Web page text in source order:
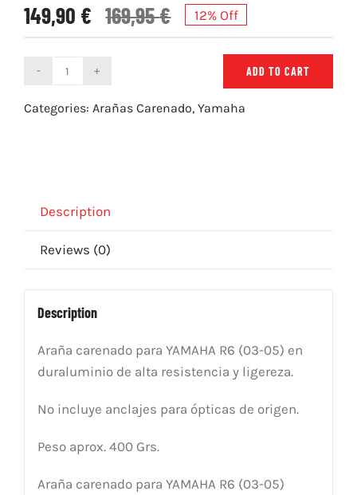
169,95€
149,90 € 12% Off
Araña
Carenado
quantity
ADD TO CART
Categories: Arañas Carenado, Yamaha
Description
Reviews (0)
Description
Araña carenado para YAMAHA R6 (03-05) en
duraluminio de alta resistencia y ligereza.
No incluye anclajes para ópticas de origen.
Peso aprox. 400 Grs.
Araña carenado para YAMAHA R6 (03-05)